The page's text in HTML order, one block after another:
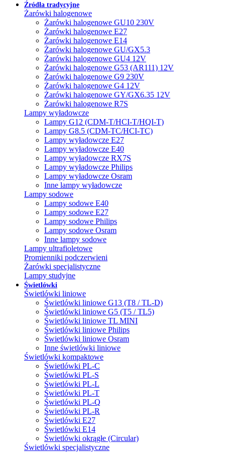
Źródła tradycyjne
Żarówki halogenowe
Żarówki halogenowe GU10 230V
Żarówki halogenowe E27
Żarówki halogenowe E14
Żarówki halogenowe GU/GX5.3
Żarówki halogenowe GU4 12V
Żarówki halogenowe G53 (AR111) 12V
Żarówki halogenowe G9 230V
Żarówki halogenowe G4 12V
Żarówki halogenowe GY/GX6.35 12V
Żarówki halogenowe R7S
Lampy wyładowcze
Lampy G12 (CDM-T/HCI-T/HQI-T)
Lampy G8.5 (CDM-TC/HCI-TC)
Lampy wyładowcze E27
Lampy wyładowcze E40
Lampy wyładowcze RX7S
Lampy wyładowcze Philips
Lampy wyładowcze Osram
Inne lampy wyładowcze
Lampy sodowe
Lampy sodowe E40
Lampy sodowe E27
Lampy sodowe Philips
Lampy sodowe Osram
Inne lampy sodowe
Lampy ultrafioletowe
Promienniki podczerwieni
Żarówki specjalistyczne
Lampy studyjne
Świetlówki
Świetlówki liniowe
Świetlówki liniowe G13 (T8 / TL-D)
Świetlówki liniowe G5 (T5 / TL5)
Świetlówki liniowe TL MINI
Świetlówki liniowe Philips
Świetlówki liniowe Osram
Inne świetlówki liniowe
Świetlówki kompaktowe
Świetlówki PL-C
Świetlówki PL-S
Świetlówki PL-L
Świetlówki PL-T
Świetlówki PL-Q
Świetlówki PL-R
Świetlówki E27
Świetlówki E14
Świetlówki okrągłe (Circular)
Świetlówki specjalistyczne